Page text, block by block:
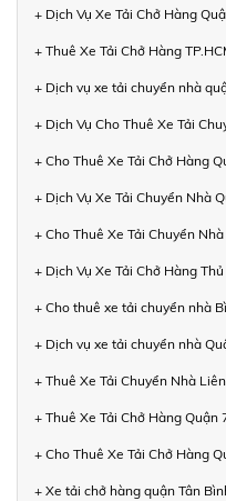
+ Dịch Vụ Xe Tải Chở Hàng
+ Thuê Xe Tải Chở Hàng
+ Dịch vụ xe tải chuyển nhà
+ Dịch Vụ Cho Thuê Xe Tải
+ Cho Thuê Xe Tải Chở Hàng
+ Dịch Vụ Xe Tải Chuyển Nhà
+ Cho Thuê Xe Tải Chuyển
+ Dịch Vụ Xe Tải Chở Hàng
+ Cho thuê xe tải chuyển nhà
+ Dịch vụ xe tải chuyển nhà
+ Thuê Xe Tải Chuyển Nhà
+ Thuê Xe Tải Chở Hàng Quận
+ Cho Thuê Xe Tải Chở Hàng
+ Xe tải chở hàng quận Tân